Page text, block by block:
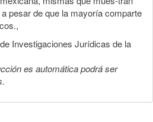
pesar de que la mayoría comparte
Investigaciones Jurídicas de la
es automática podrá ser